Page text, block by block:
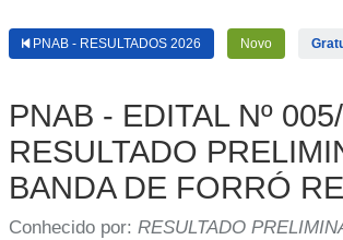
PNAB - RESULTADOS 2026 Novo
PNAB - EDITAL Nº
RESULTADO
BANDA DE FORRÓ
Conhecido por: RESULTADO